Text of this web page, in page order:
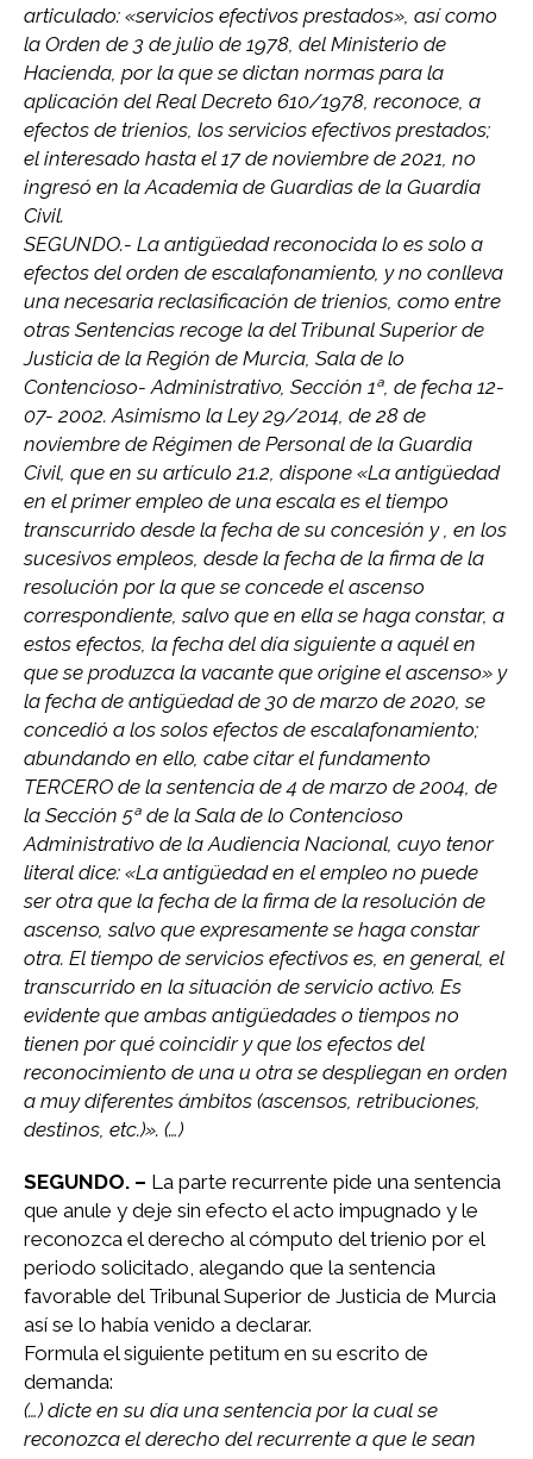
articulado: «servicios efectivos prestados», así como
la Orden de 3 de julio de 1978, del Ministerio de
Hacienda, por la que se dictan normas para la
aplicación del Real Decreto 610/1978, reconoce, a
efectos de trienios, los servicios efectivos prestados;
el interesado hasta el 17 de noviembre de 2021, no
ingresó en la Academia de Guardias de la Guardia
Civil.
SEGUNDO.- La antigüedad reconocida lo es solo a
efectos del orden de escalafonamiento, y no conlleva
una necesaria reclasificación de trienios, como entre
otras Sentencias recoge la del Tribunal Superior de
Justicia de la Región de Murcia, Sala de lo
Contencioso- Administrativo, Sección 1ª, de fecha 12-
07- 2002. Asimismo la Ley 29/2014, de 28 de
noviembre de Régimen de Personal de la Guardia
Civil, que en su artículo 21.2, dispone «La antigüedad
en el primer empleo de una escala es el tiempo
transcurrido desde la fecha de su concesión y , en los
sucesivos empleos, desde la fecha de la firma de la
resolución por la que se concede el ascenso
correspondiente, salvo que en ella se haga constar, a
estos efectos, la fecha del día siguiente a aquél en
que se produzca la vacante que origine el ascenso» y
la fecha de antigüedad de 30 de marzo de 2020, se
concedió a los solos efectos de escalafonamiento;
abundando en ello, cabe citar el fundamento
TERCERO de la sentencia de 4 de marzo de 2004, de
la Sección 5ª de la Sala de lo Contencioso
Administrativo de la Audiencia Nacional, cuyo tenor
literal dice: «La antigüedad en el empleo no puede
ser otra que la fecha de la firma de la resolución de
ascenso, salvo que expresamente se haga constar
otra. El tiempo de servicios efectivos es, en general, el
transcurrido en la situación de servicio activo. Es
evidente que ambas antigüedades o tiempos no
tienen por qué coincidir y que los efectos del
reconocimiento de una u otra se despliegan en orden
a muy diferentes ámbitos (ascensos, retribuciones,
destinos, etc.)». (…)
SEGUNDO. – La parte recurrente pide una sentencia
que anule y deje sin efecto el acto impugnado y le
reconozca el derecho al cómputo del trienio por el
periodo solicitado, alegando que la sentencia
favorable del Tribunal Superior de Justicia de Murcia
así se lo había venido a declarar.
Formula el siguiente petitum en su escrito de
demanda:
(…) dicte en su día una sentencia por la cual se
reconozca el derecho del recurrente a que le sean